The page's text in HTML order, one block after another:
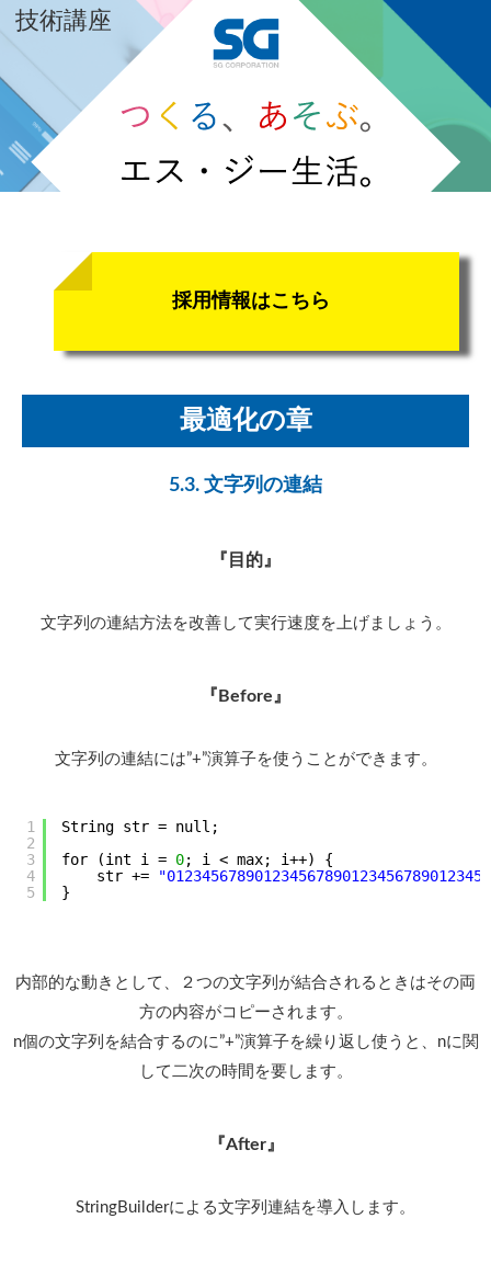
技術講座
採用情報はこちら
最適化の章
5.3. 文字列の連結
『目的』
文字列の連結方法を改善して実行速度を上げましょう。
『Before』
文字列の連結には”+”演算子を使うことができます。
1
2
3
4
5
String str = null;
for (int i = 0; i < max; i++) {
str +=
}
内部的な動きとして、２つの文字列が結合されるときはその両
方の内容がコピーされます。
n個の文字列を結合するのに”+”演算子を繰り返し使うと、nに関
して二次の時間を要します。
『After』
StringBuilderによる文字列連結を導入します。